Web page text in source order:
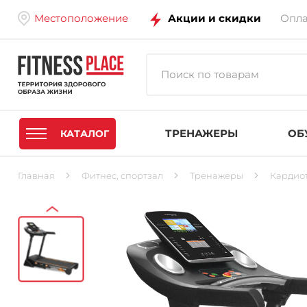
Местоположение Акции и скидки
КАТАЛОГ ТРЕНАЖЕРЫ
Главная Фитнес, спортзал Тренажеры
‹